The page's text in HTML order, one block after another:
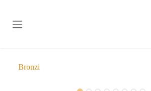
Bronzi